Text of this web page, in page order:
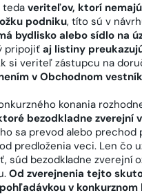
teda veriteľov, ktorí
podniku, títo sú v
bydlisko alebo sídlo na
pripojiť aj listiny
si veriteľ zástupcu na
v Obchodnom
konania
bezodkladne zverejní
sa prevod alebo
predloženia veci. Len čo
súd bezodkladne
Od zverejnenia tejto
v